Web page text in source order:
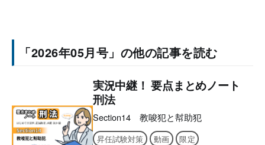
「2026年05月号」の他の記事を読む
実況中継！ 要点まとめノート
刑法
Section14 教唆犯と幇助犯
昇任試験対策 動画
限定